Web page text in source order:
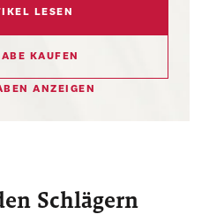
Schlägern
LESEN
KAUFEN
ANZEIGEN